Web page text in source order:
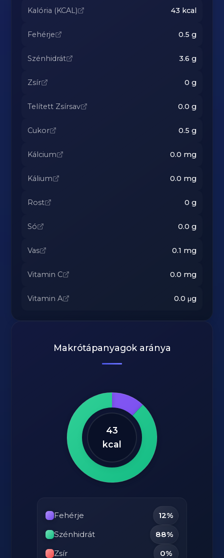
Kalória (KCAL) 43 kcal
Fehérje 0.5 g
Szénhidrát 3.6 g
Zsír 0 g
Telített Zsírsav 0.0 g
Cukor 0.5 g
Kálcium 0.0 mg
Kálium 0.0 mg
Rost 0 g
Só 0.0 g
Vas 0.1 mg
Vitamin C 0.0 mg
Vitamin A 0.0 μg
Makrótápanyagok aránya
43
kcal
Fehérje
12%
Szénhidrát
88%
Zsír
0%